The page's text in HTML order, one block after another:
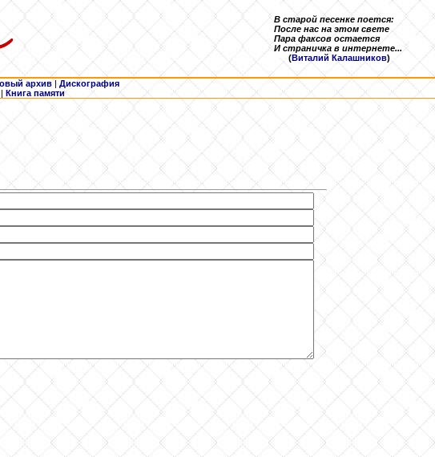
В старой песенке поется:
После нас на этом свете
Пара факсов остается
И страничка в интернете...
(Виталий Калашников)
архив | Дискография
| Книга памяти